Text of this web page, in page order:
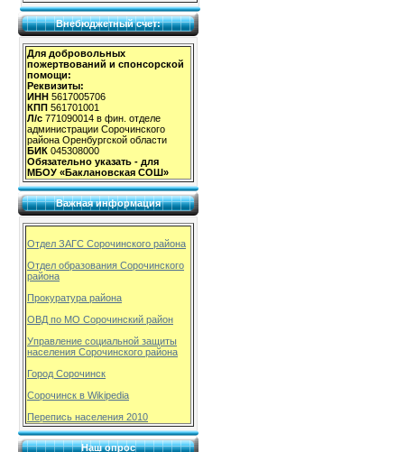
Внебюджетный счет:
Для добровольных
пожертвований и спонсорской
помощи:
Реквизиты:
ИНН 5617005706
КПП 561701001
Л/с 771090014 в фин. отделе
администрации Сорочинского
района Оренбургской области
БИК 045308000
Обязательно указать - для
МБОУ «Баклановская СОШ»
Важная информация
Отдел ЗАГС Сорочинского района
Отдел образования Сорочинского
района
Прокуратура района
ОВД по МО Сорочинский район
Управление социальной защиты
населения Сорочинского района
Город Сорочинск
Сорочинск в Wikipedia
Перепись населения 2010
Наш опрос